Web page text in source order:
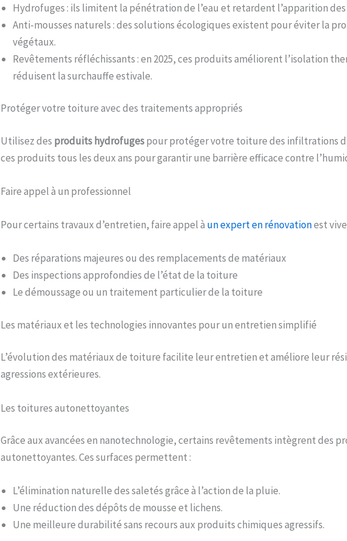
Hydrofuges : ils limitent la pénétration de l’eau et retardent l’apparition des
Anti-mousses naturels : des solutions écologiques existent pour éviter la
végétaux.
Revêtements réfléchissants : en 2025, ces produits améliorent l’isolation
réduisent la surchauffe estivale.
Protéger votre toiture avec des traitements appropriés
Utilisez des produits hydrofugespour protéger votre toiture des infiltrations
ces produits tous les deux ans pour garantir une barrière efficace contre
Faire appel à un professionnel
Pour certains travaux d’entretien, faire appel à un expert en rénovationest
Des réparations majeures ou des remplacements de matériaux
Des inspections approfondies de l’état de la toiture
Le démoussage ou un traitement particulier de la toiture
Les matériaux et les technologies innovantes pour un entretien simplifié
L’évolution des matériaux de toiture facilite leur entretien et améliore leur
agressions extérieures.
Les toitures autonettoyantes
Grâce aux avancées en nanotechnologie, certains revêtements intègrent des
autonettoyantes. Ces surfaces permettent :
L’élimination naturelle des saletés grâce à l’action de la pluie.
Une réduction des dépôts de mousse et lichens.
Une meilleure durabilité sans recours aux produits chimiques agressifs.